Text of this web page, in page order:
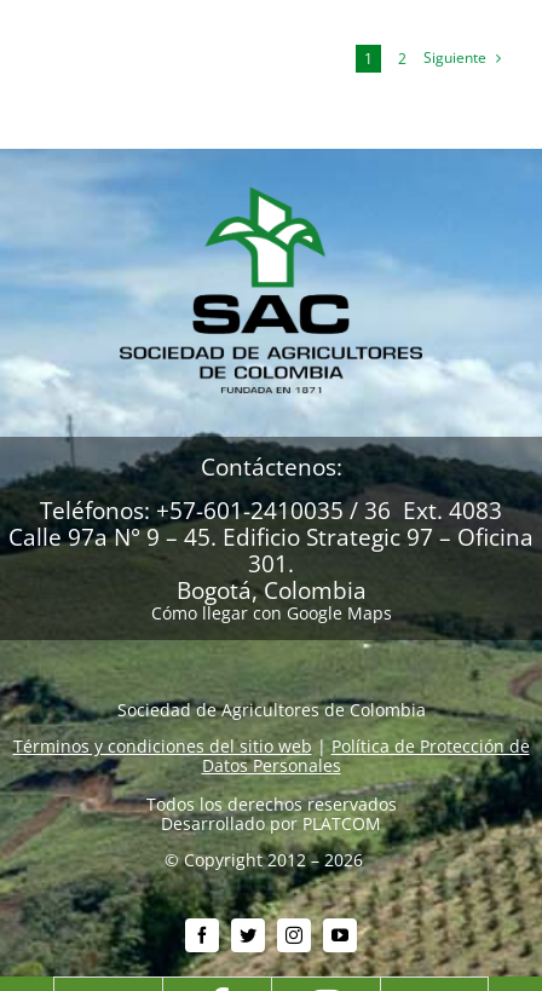
1 2 Siguiente
Contáctenos:
Teléfonos: +57-601-2410035 / 36 Ext. 4083
Calle 97a N° 9 – 45. Edificio Strategic 97 – Oficina
301.
Bogotá, Colombia
Cómo llegar con Google Maps
Sociedad de Agricultores de Colombia
Términos y condiciones del sitio web|Política de Protección de
Datos Personales
Todos los derechos reservados
Desarrollado por PLATCOM
© Copyright 2012 – 2026